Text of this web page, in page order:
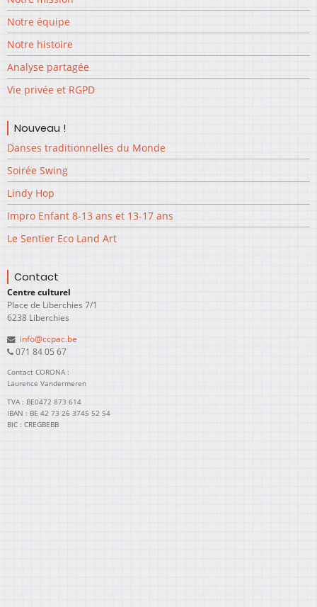
Notre équipe
Notre histoire
Analyse partagée
Vie privée et RGPD
Nouveau !
Danses traditionnelles du Monde
Soirée Swing
Lindy Hop
Impro Enfant 8-13 ans et 13-17 ans
Le Sentier Eco Land Art
Contact
Centre culturel
Place de Liberchies 7/1
6238 Liberchies
info@ccpac.be
071 84 05 67
Contact CORONA :
Laurence Vandermeren
TVA : BE0472 873 614
IBAN : BE 42 73 26 3745 52 54
BIC : CREGBEBB